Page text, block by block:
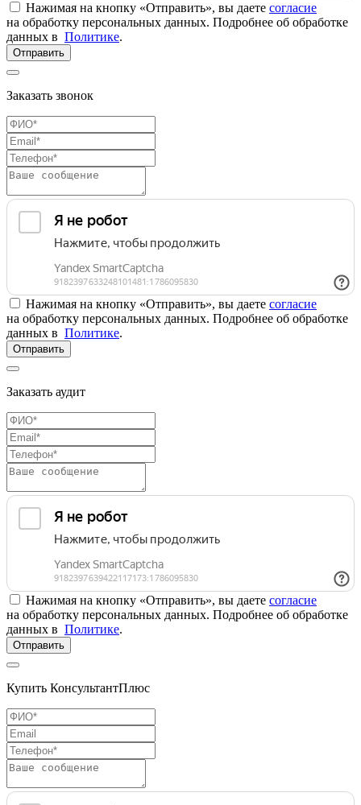
Нажимая на кнопку «Отправить», вы даете согласие
на обработку персональных данных. Подробнее об обработке
данных в Политике.
Отправить
Заказать звонок
Нажимая на кнопку «Отправить», вы даете согласие
на обработку персональных данных. Подробнее об обработке
данных в Политике.
Отправить
Заказать аудит
Нажимая на кнопку «Отправить», вы даете согласие
на обработку персональных данных. Подробнее об обработке
данных в Политике.
Отправить
Купить КонсультантПлюс